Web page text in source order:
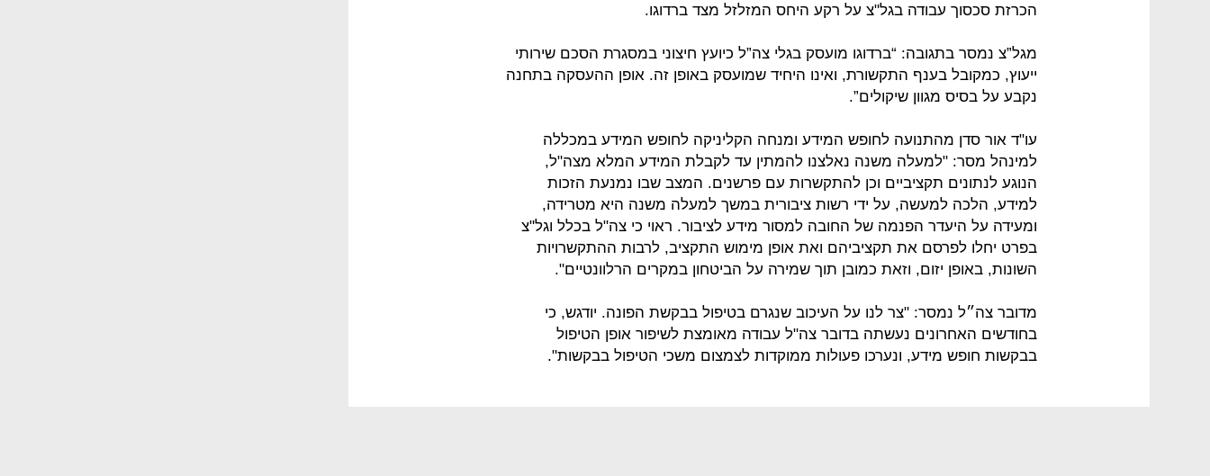
הכרזת סכסוך עבודה בגל"צ על רקע היחס המזלזל מצד ברדוגו.
מגל”צ נמסר בתגובה: “ברדוגו מועסק בגלי צה”ל כיועץ חיצוני במסגרת הסכם שירותי
ייעוץ, כמקובל בענף התקשורת, ואינו היחיד שמועסק באופן זה. אופן ההעסקה בתחנה
נקבע על בסיס מגוון שיקולים”.
עו"ד אור סדן מהתנועה לחופש המידע ומנחה הקליניקה לחופש המידע במכללה
למינהל מסר: "למעלה משנה נאלצנו להמתין עד לקבלת המידע המלא מצה"ל,
הנוגע לנתונים תקציביים וכן להתקשרות עם פרשנים. המצב שבו נמנעת הזכות
למידע, הלכה למעשה, על ידי רשות ציבורית במשך למעלה משנה היא מטרידה,
ומעידה על היעדר הפנמה של החובה למסור מידע לציבור. ראוי כי צה"ל בכלל וגל"צ
בפרט יחלו לפרסם את תקציביהם ואת אופן מימוש התקציב, לרבות ההתקשרויות
השונות, באופן יזום, וזאת כמובן תוך שמירה על הביטחון במקרים הרלוונטיים".
מדובר צה״ל נמסר: "צר לנו על העיכוב שנגרם בטיפול בבקשת הפונה. יודגש, כי
בחודשים האחרונים נעשתה בדובר צה"ל עבודה מאומצת לשיפור אופן הטיפול
בבקשות חופש מידע, ונערכו פעולות ממוקדות לצמצום משכי הטיפול בבקשות".